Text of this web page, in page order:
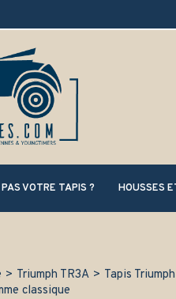
VOTRE TAPIS ? HOUSSES
> Triumph TR3A > Tapis
classique